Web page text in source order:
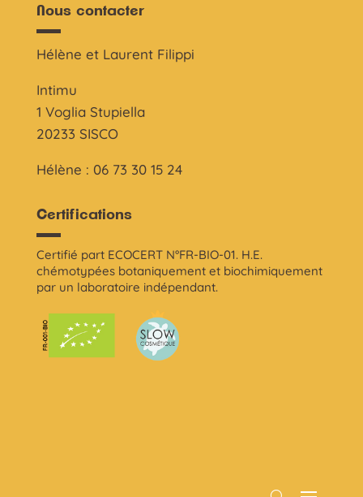
Nous contacter
Hélène et Laurent Filippi
Intimu
1 Voglia Stupiella
20233 SISCO
Hélène : 06 73 30 15 24
Certifications
Certifié part ECOCERT N°FR-BIO-01. H.E.
chémotypées botaniquement et biochimiquement
par un laboratoire indépendant.